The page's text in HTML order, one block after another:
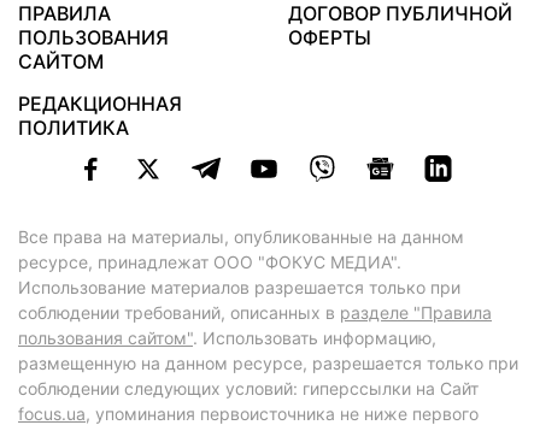
ПРАВИЛА
ПОЛЬЗОВАНИЯ
САЙТОМ
ДОГОВОР ПУБЛИЧНОЙ
ОФЕРТЫ
РЕДАКЦИОННАЯ
ПОЛИТИКА
Все права на материалы, опубликованные на данном
ресурсе, принадлежат ООО "ФОКУС МЕДИА".
Использование материалов разрешается только при
соблюдении требований, описанных в разделе "Правила
пользования сайтом". Использовать информацию,
размещенную на данном ресурсе, разрешается только при
соблюдении следующих условий: гиперссылки на Сайт
focus.ua, упоминания первоисточника не ниже первого